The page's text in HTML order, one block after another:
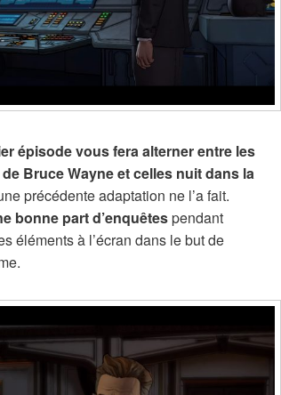
épisode vous fera alterner entre les
Bruce Wayne et celles nuit dans la
précédente adaptation ne l’a fait.
bonne part d’enquêtespendant
éléments à l’écran dans le but de